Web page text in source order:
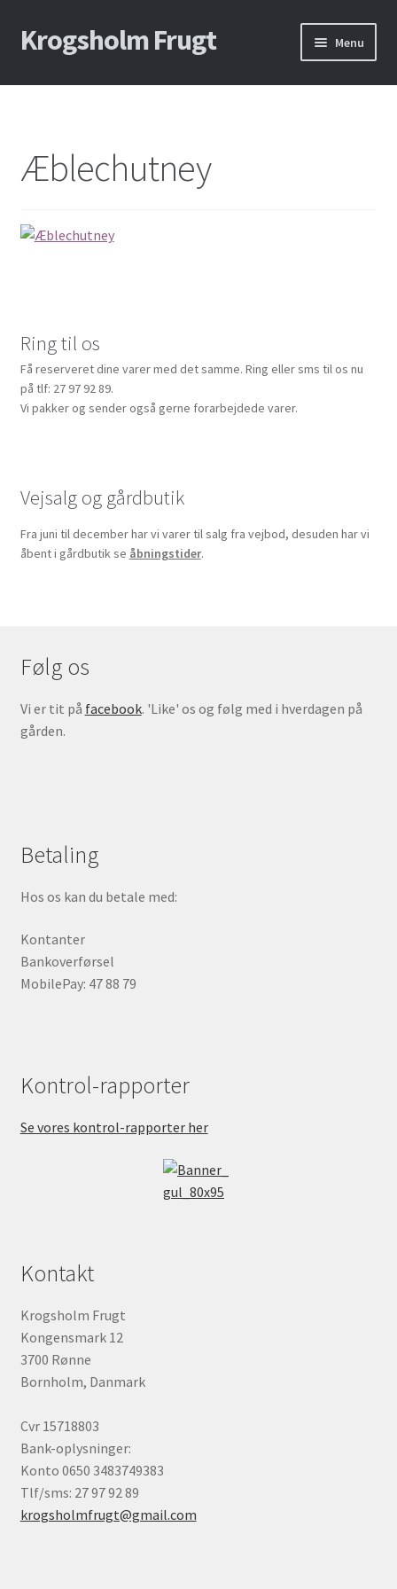
Spring
til
Spring
til
Krogs​holm Frugt Menu
Forside – Marmelade og Most
Æblechutney
Ring til os
Få reserveret dine varer med det samme. Ring eller sms til os nu
på tlf: 27 97 92 89.
Vi pakker og sender også gerne forarbejdede varer.
Vejsalg og gårdbutik
Fra juni til december har vi varer til salg fra vejbod, desuden har vi
åbent i gårdbutik se åbningstider.
Følg os
Vi er tit på facebook. 'Like' os og følg med i hverdagen på
gården.
Betaling
Hos os kan du betale med:
Kontanter
Bankoverførsel
MobilePay: 47 88 79
Kontrol-rapporter
Se vores kontrol-rapporter her
Kontakt
Krogsholm Frugt
Kongensmark 12
3700 Rønne
Bornholm, Danmark
Cvr 15718803
Bank-oplysninger:
Konto 0650 3483749383
Tlf/sms: 27 97 92 89
krogsholmfrugt@gmail.com